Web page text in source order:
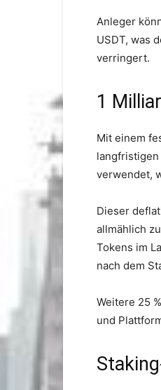
Anleger
USDT, was
verringert.
1
Mit einem
verwendet,
Dieser
allmählich
Tokens im
nach dem
Weitere 25
und